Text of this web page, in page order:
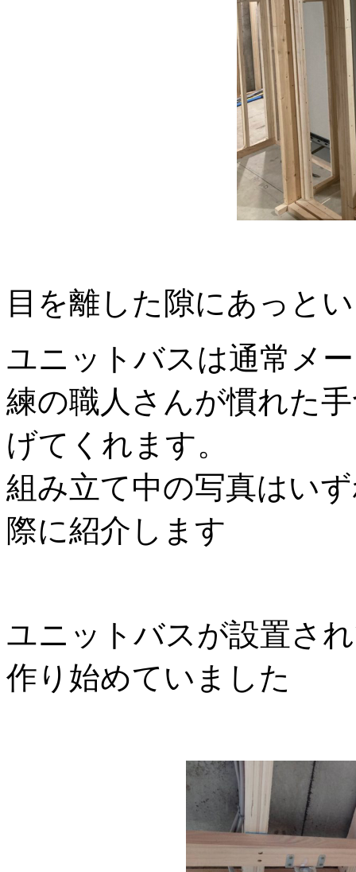
目を離した隙にあっと
ユニットバスは通常メ
練の職人さんが慣れた
げてくれます。
組み立て中の写真はい
際に紹介します
ユニットバスが設置さ
作り始めていました